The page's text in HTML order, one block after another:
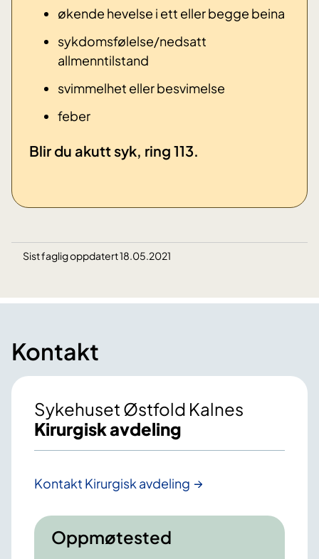
økende hevelse i ett eller begge beina
sykdomsfølelse/nedsatt
allmenntilstand
svimmelhet eller besvimelse
​feber
​Blir du akutt syk, ring 113.
Sist faglig oppdatert 18.05.2021
Kontakt
Sykehuset Østfold Kalnes
Kirurgisk avdeling
Kontakt Kirurgisk avdeling
Oppmøtested